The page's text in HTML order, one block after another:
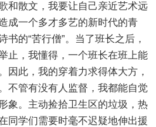
和散文，我要让自己亲近艺术远
成一个多才多艺的新时代的青
书的“苦行僧”。当了班长之后，
止，我懂得，一个班长在班上能
因此，我的穿着力求得体大方，
不管有没有人监督，我都能自觉
象。主动捡拾卫生区的垃圾，热
同学们需要时毫不迟疑地伸出援